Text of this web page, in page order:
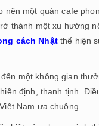
nên một quán cafe
thành một xu hướng
cách Nhậtthể hiện
một không gian
định, thanh tịnh.
Nam ưa chuộng.